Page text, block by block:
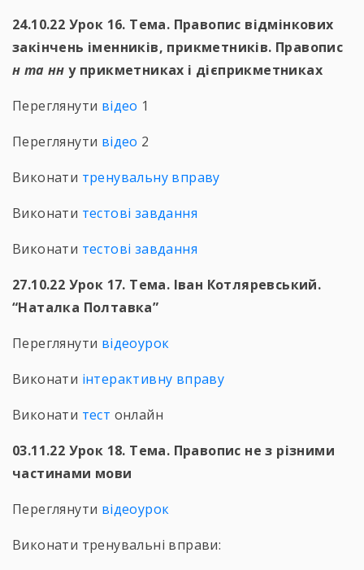
24.10.22 Урок 16. Тема. Правопис відмінкових
закінчень іменників, прикметників. Правопис
н та нн у прикметниках і дієприкметниках
Переглянути відео 1
Переглянути відео 2
Виконати тренувальну вправу
Виконати тестові завдання
Виконати тестові завдання
27.10.22 Урок 17. Тема. Іван Котляревський.
“Наталка Полтавка”
Переглянути відеоурок
Виконати інтерактивну вправу
Виконати тест онлайн
03.11.22 Урок 18. Тема. Правопис не з різними
частинами мови
Переглянути відеоурок
Виконати тренувальні вправи: